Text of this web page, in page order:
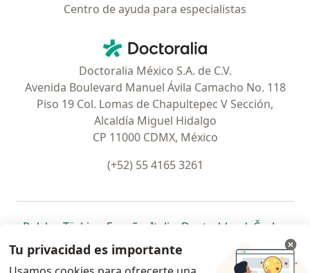
Centro de ayuda para especialistas
Doctoralia - Página de inicio
Doctoralia México S.A. de C.V.
Avenida Boulevard Manuel Ávila Camacho No. 118
Piso 19 Col. Lomas de Chapultepec V Sección,
Alcaldía Miguel Hidalgo
CP 11000 CDMX, México
(+52) 55 4165 3261
Polska se abre en una nueva pestaña
Türkiye se abre en una nueva pestaña
España se abre en una nueva pestaña
Italia se abre en una nueva
Deutschlandse abre en
Česko
Portugal
se abre en una nueva pestaña
México se abre en una nueva pestaña
Chile se abre en una nueva pestaña
Brasil se abre en una nueva
se abre en
se
se abre en una nueva
Tu privacidad es importante